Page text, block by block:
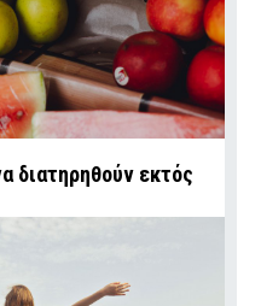
διατηρηθούν εκτός